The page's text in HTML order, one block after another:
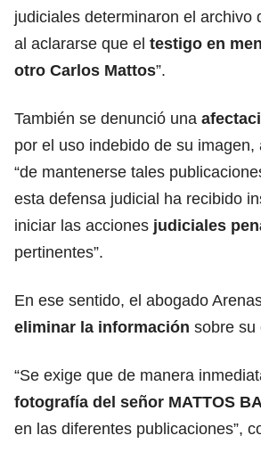
judiciales determinaron el archivo
al aclararse que el testigo en
otro Carlos Mattos”.
También se denunció una
por el uso indebido de su imagen,
“de mantenerse tales
esta defensa judicial ha recibido
iniciar las acciones judiciales
pertinentes”.
En ese sentido, el abogado
eliminar la información sobre su
“Se exige que de manera
fotografía del señor MATTOS
en las diferentes publicaciones”,